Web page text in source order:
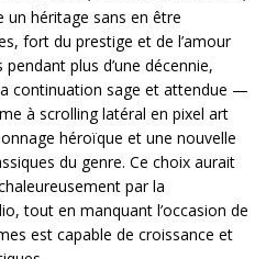
un héritage sans en être
fort du prestige et de l’amour
pendant plus d’une décennie,
continuation sage et attendue —
à scrolling latéral en pixel art
héroïque et une nouvelle
du genre. Ce choix aurait
par la
tout en manquant l’occasion de
est capable de croissance et